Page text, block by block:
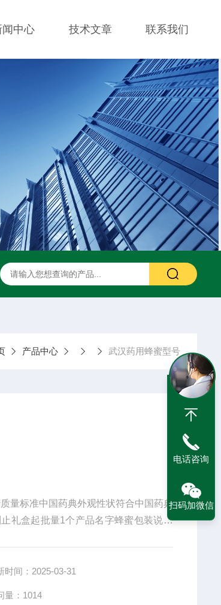
闻中心 技术文章 联系我们
药用甘露醇 药用羟苯丙酯 药用阿拉伯胶
产品中心 武汉药用蜂蜜型号
量标准中国药典外观性状符合中国药典
礼盒起批量1个产品名字蜂蜜包装说明
时间：2025-03-31
量：1014
电话咨询
扫码加微信